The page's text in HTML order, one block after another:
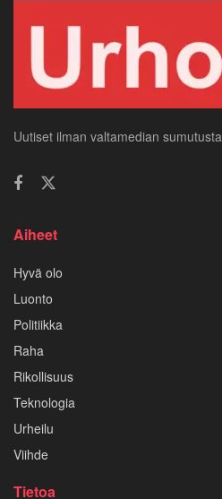
Uutiset ilman valtamedian sumutusta
Aiheet
Hyvä olo
Luonto
Politiikka
Raha
Rikollisuus
Teknologia
Urheilu
Viihde
Tietoa